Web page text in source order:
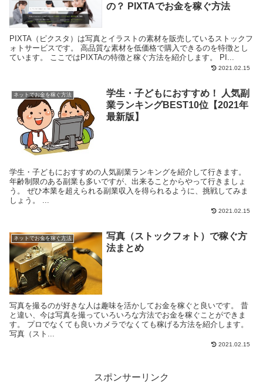
の？ PIXTAでお金を稼ぐ方法
PIXTA（ピクスタ）は写真とイラストの素材を販売しているストックフ
ォトサービスです。 高品質な素材を低価格で購入できるのを特徴とし
ています。 ここではPIXTAの特徴と稼ぐ方法を紹介します。 PI...
2021.02.15
ネットでお金を稼ぐ方法
学生・子どもにおすすめ！ 人気副
業ランキングBEST10位【2021年
最新版】
学生・子どもにおすすめの人気副業ランキングを紹介して行きます。
年齢制限のある副業も多いですが、出来ることからやって行きましょ
う。 ぜひ本業を超えられる副業収入を得られるように、挑戦してみま
しょう。 ...
2021.02.15
ネットでお金を稼ぐ方法
写真（ストックフォト）で稼ぐ方
法まとめ
写真を撮るのが好きな人は趣味を活かしてお金を稼ぐと良いです。 昔
と違い、今は写真を撮っていろいろな方法でお金を稼ぐことができま
す。 プロでなくても良いカメラでなくても稼げる方法を紹介します。
写真（スト...
2021.02.15
スポンサーリンク